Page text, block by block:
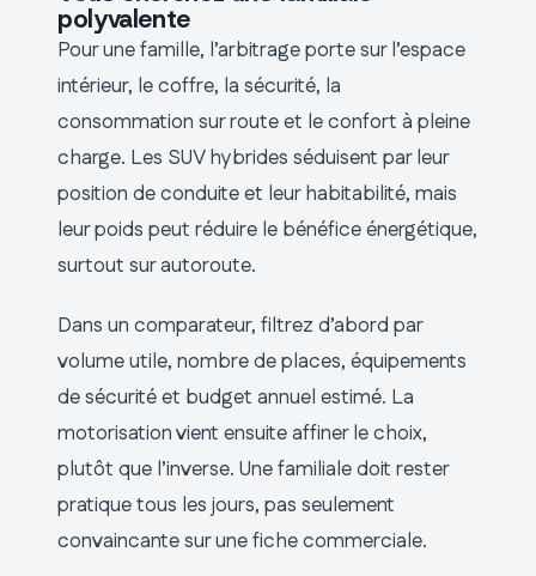
polyvalente
Pour une famille, l’arbitrage porte sur l’espace
intérieur, le coffre, la sécurité, la
consommation sur route et le confort à pleine
charge. Les SUV hybrides séduisent par leur
position de conduite et leur habitabilité, mais
leur poids peut réduire le bénéfice énergétique,
surtout sur autoroute.
Dans un comparateur, filtrez d’abord par
volume utile, nombre de places, équipements
de sécurité et budget annuel estimé. La
motorisation vient ensuite affiner le choix,
plutôt que l’inverse. Une familiale doit rester
pratique tous les jours, pas seulement
convaincante sur une fiche commerciale.